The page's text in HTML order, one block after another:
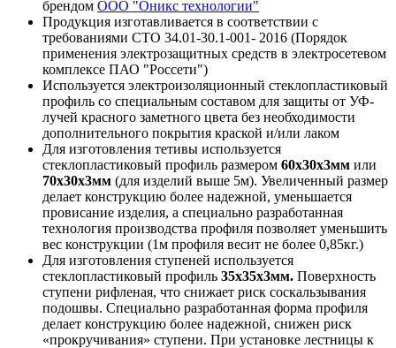
брендом ООО "Оникс технологии"
Продукция изготавливается в соответствии с
требованиями СТО 34.01-30.1-001- 2016 (Порядок
применения электрозащитных средств в электросетевом
комплексе ПАО "Россети")
Используется электроизоляционный стеклопластиковый
профиль со специальным составом для защиты от УФ-
лучей красного заметного цвета без необходимости
дополнительного покрытия краской и/или лаком
Для изготовления тетивы используется
стеклопластиковый профиль размером 60х30х3мм или
70х30х3мм (для изделий выше 5м). Увеличенный размер
делает конструкцию более надежной, уменьшается
провисание изделия, а специально разработанная
технология производства профиля позволяет уменьшить
вес конструкции (1м профиля весит не более 0,85кг.)
Для изготовления ступеней используется
стеклопластиковый профиль 35х35х3мм. Поверхность
ступени рифленая, что снижает риск соскальзывания
подошвы. Специально разработанная форма профиля
делает конструкцию более надежной, снижен риск
«прокручивания» ступени. При установке лестницы к